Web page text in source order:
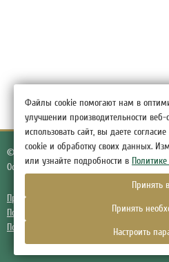
Файлы cookie помогают нам в
улучшении производительности веб-
использовать сайт, вы даете
cookie и обработку своих данных.
или узнайте подробности в
Принять
Принять
Настроить
© 2026.Гостиница Грин Отель,деревня
Официальный сайт
Правовая информация
Политика обработки персональных
Политика использования файлов cookie